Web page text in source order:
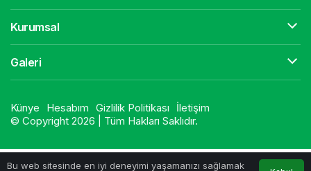
Bu web sitesinde en iyi deneyimi yaşamanızı sağlamak
Kurumsal
Galeri
Künye Hesabım Gizlilik Politikası
İletişim
© Copyright 2026 | Tüm Hakları Saklıdır.